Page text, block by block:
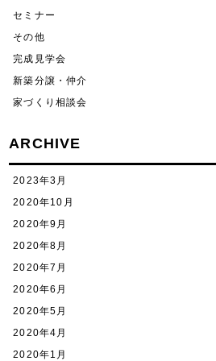
セミナー
その他
完成見学会
新築分譲・仲介
家づくり相談会
ARCHIVE
2023年3月
2020年10月
2020年9月
2020年8月
2020年7月
2020年6月
2020年5月
2020年4月
2020年1月